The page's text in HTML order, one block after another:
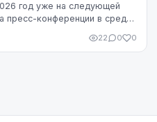
год уже на следующей
пресс-конференции в среду
22 0 0